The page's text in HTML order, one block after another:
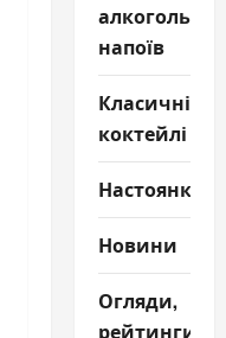
напоїв
Класичні
коктейлі
Настоянки
Новини
Огляди,
рейтинги